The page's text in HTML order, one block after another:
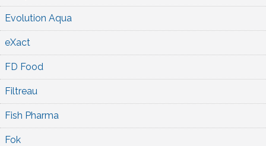
Evolution Aqua
eXact
FD Food
Filtreau
Fish Pharma
Fok